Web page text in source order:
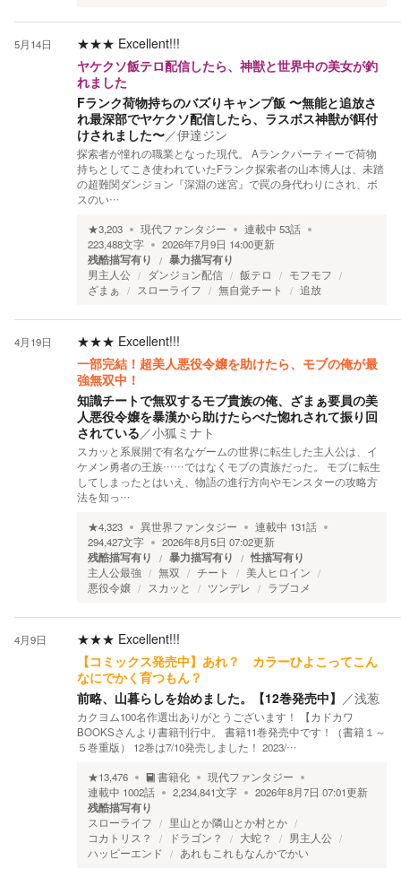
5月14日 ★★★ Excellent!!!
ヤケクソ飯テロ配信したら、神獣と世界中の美女が釣
れました
Fランク荷物持ちのバズりキャンプ飯 〜無能と追放さ
れ最深部でヤケクソ配信したら、ラスボス神獣が餌付
けされました〜／伊達ジン
探索者が憧れの職業となった現代。 Aランクパーティーで荷物
持ちとしてこき使われていたFランク探索者の山本博人は、未踏
の超難関ダンジョン『深淵の迷宮』で罠の身代わりにされ、ボ
スのい…
★3,203 現代ファンタジー 連載中 53話
223,488文字 2026年7月9日 14:00更新
残酷描写有り 暴力描写有り
男主人公 ダンジョン配信 飯テロ
モフモフ
ざまぁ
スローライフ 無自覚チート 追放
4月19日 ★★★ Excellent!!!
一部完結！超美人悪役令嬢を助けたら、モブの俺が最
強無双中！
知識チートで無双するモブ貴族の俺、ざまぁ要員の美
人悪役令嬢を暴漢から助けたらべた惚れされて振り回
されている／小狐ミナト
スカッと系展開で有名なゲームの世界に転生した主人公は、イ
ケメン勇者の王族……ではなくモブの貴族だった。 モブに転生
してしまったとはいえ、物語の進行方向やモンスターの攻略方
法を知っ…
★4,323 異世界ファンタジー 連載中 131話
294,427文字 2026年8月5日 07:02更新
残酷描写有り 暴力描写有り 性描写有り
主人公最強 無双 チート
美人ヒロイン
悪役令嬢
スカッと ツンデレ ラブコメ
4月9日 ★★★ Excellent!!!
【コミックス発売中】あれ？ カラーひよこってこん
なにでかく育つもん？
前略、山暮らしを始めました。【12巻発売中】 ／浅葱
カクヨム100名作選出ありがとうございます！ 【カドカワ
BOOKSさんより書籍刊行中。 書籍11巻発売中です！（書籍１～
５巻重版） 12巻は7/10発売しました！ 2023/…
★13,476 書籍化
現代ファンタジー
連載中 1002話 2,234,841文字 2026年8月7日 07:01更新
残酷描写有り
スローライフ
里山とか隣山とか村とか
コカトリス？
ドラゴン？ 大蛇？
男主人公
ハッピーエンド
あれもこれもなんかでかい